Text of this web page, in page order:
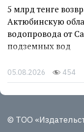
5 млрд тенге
Актюбинскую
водопровода от
подземных вод
05.08.2026 454
© ТОО